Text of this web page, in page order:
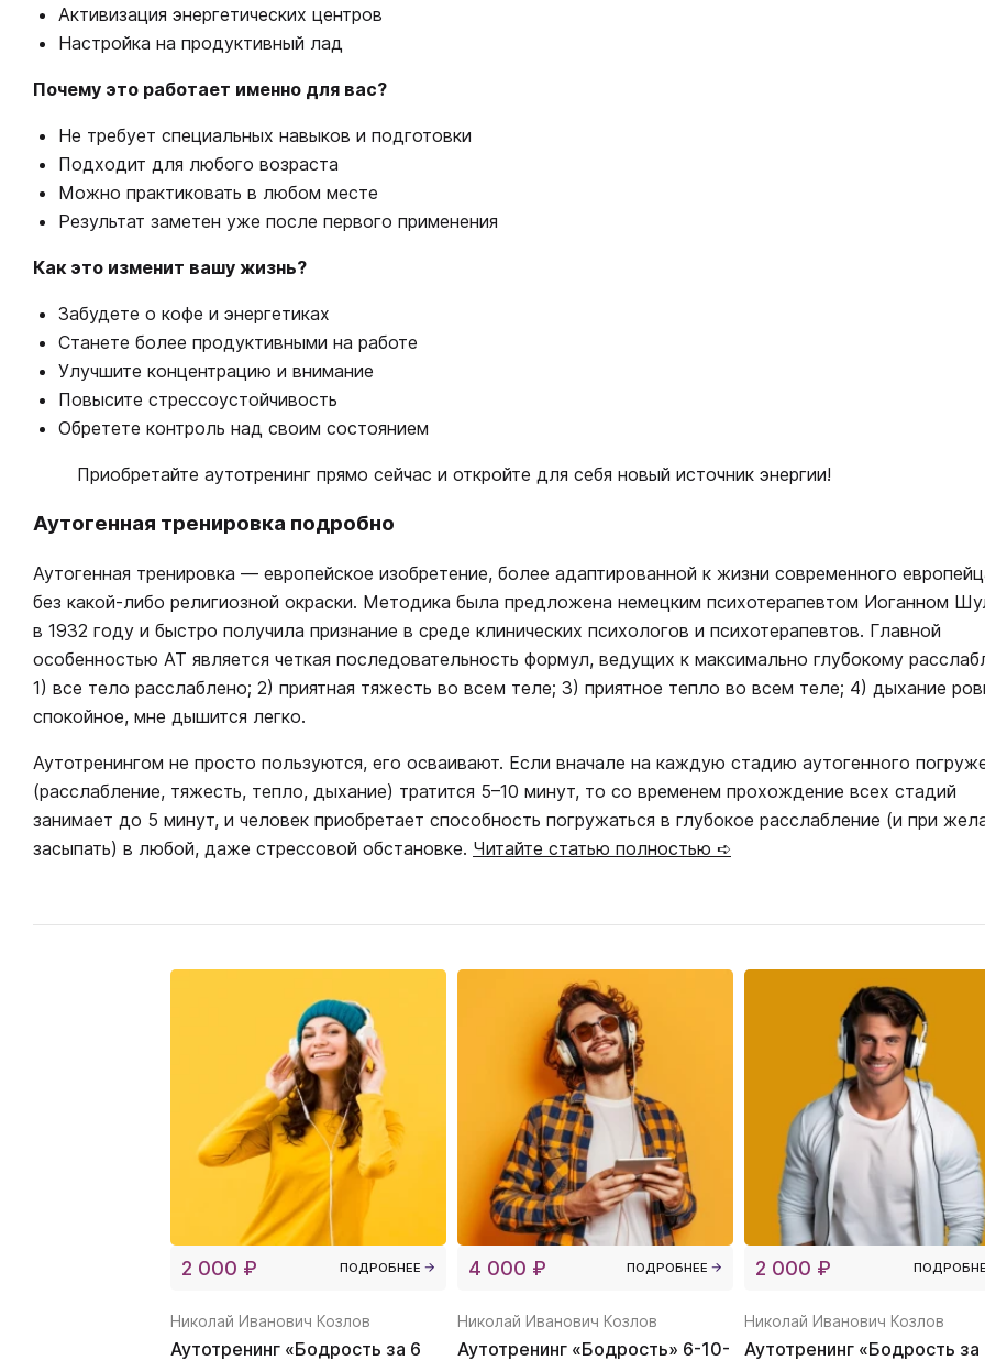
Активизация энергетических центров
Настройка на продуктивный лад
Почему это работает именно для вас?
Не требует специальных навыков и подготовки
Подходит для любого возраста
Можно практиковать в любом месте
Результат заметен уже после первого применения
Как это изменит вашу жизнь?
Забудете о кофе и энергетиках
Станете более продуктивными на работе
Улучшите концентрацию и внимание
Повысите стрессоустойчивость
Обретете контроль над своим состоянием
Приобретайте аутотренинг прямо сейчас и откройте для себя новый источник энергии!
Аутогенная тренировка подробно
Аутогенная тренировка — европейское изобретение, более адаптированной к жизни современного
без какой-либо религиозной окраски. Методика была предложена немецким психотерапевтом Иоганном
в 1932 году и быстро получила признание в среде клинических психологов и психотерапевтов. Главной
особенностью АТ является четкая последовательность формул, ведущих к максимально глубокому
1) все тело расслаблено; 2) приятная тяжесть во всем теле; 3) приятное тепло во всем теле; 4) дыхание
спокойное, мне дышится легко.
Аутотренингом не просто пользуются, его осваивают. Если вначале на каждую стадию аутогенного
(расслабление, тяжесть, тепло, дыхание) тратится 5–10 минут, то со временем прохождение всех стадий
занимает до 5 минут, и человек приобретает способность погружаться в глубокое расслабление (и при
засыпать) в любой, даже стрессовой обстановке. Читайте статью полностью ➪
2 000 ₽ ПОДРОБНЕЕ
Николай Иванович Козлов
Аутотренинг «Бодрость за 6
4 000 ₽ ПОДРОБНЕЕ
Николай Иванович Козлов
Аутотренинг «Бодрость» 6-10-
2 000 ₽
Николай Иванович Козлов
Аутотренинг «Бодрость за